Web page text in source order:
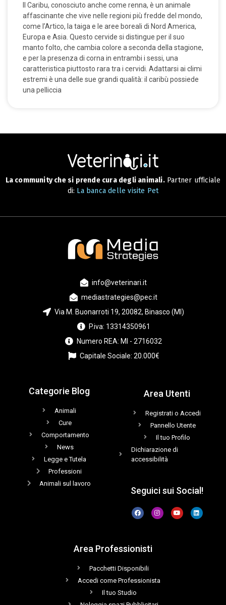
Il Caribu, conosciuto anche come renna, è un animale
affascinante che vive nelle regioni più fredde del mondo,
come l’Artico, la taiga e le aree boreali di Nord America,
Europa e Asia. Questo cervide si distingue per il suo
manto folto, che cambia colore a seconda della stagione,
e per la presenza di corna in entrambi i sessi, una
caratteristica piuttosto rara tra i cervidi. Adattarsi ai climi
estremi è una delle sue grandi qualità: il caribù possiede
una pelliccia
La community che si prende cura degli animali.Partner ufficiale
di: La banca delle visite Pet
info@veterinari.it
mediastrategies@pec.it
Via M. Buonarroti 19, 20082, Binasco (MI)
P.iva: 13314350961
Numero REA: MI - 2716032
Capitale Sociale: 20.000€
Categorie Blog
Animali
Cure
Comportamento
News
Legge e Tutela
Professioni
Animali sul lavoro
Area Utenti
Registrati o Accedi
Pannello Utente
Il tuo Profilo
Dichiarazione di
accessibilità
Seguici sui Social!
Area Professionisti
Pacchetti Disponibili
Accedi come Professionista
Il tuo Studio